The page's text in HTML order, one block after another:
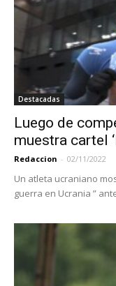
Destacadas
Luego de
muestra cartel
Redaccion - 02/11/2022
Un atleta ucraniano
guerra en Ucrania ”